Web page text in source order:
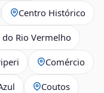
Centro Histórico
do Rio Vermelho
Comércio
Coutos